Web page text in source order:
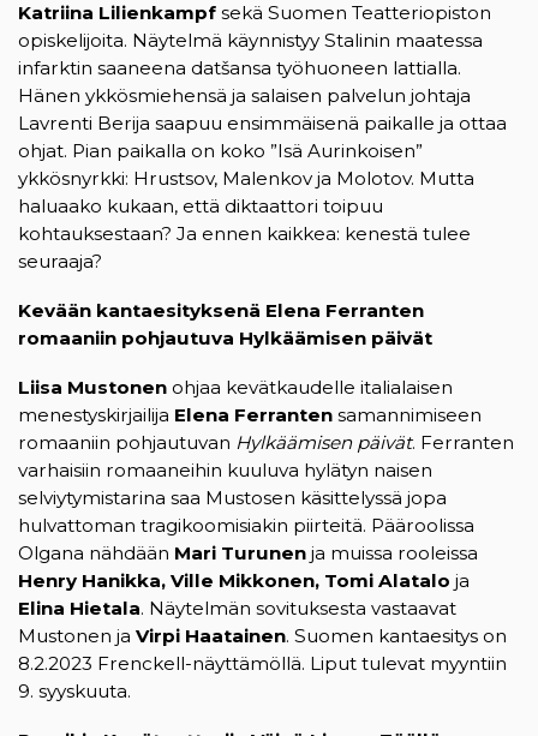
Katriina Lilienkampf sekä Suomen Teatteriopiston
opiskelijoita. Näytelmä käynnistyy Stalinin maatessa
infarktin saaneena datšansa työhuoneen lattialla.
Hänen ykkösmiehensä ja salaisen palvelun johtaja
Lavrenti Berija saapuu ensimmäisenä paikalle ja ottaa
ohjat. Pian paikalla on koko ”Isä Aurinkoisen”
ykkösnyrkki: Hrustsov, Malenkov ja Molotov. Mutta
haluaako kukaan, että diktaattori toipuu
kohtauksestaan? Ja ennen kaikkea: kenestä tulee
seuraaja?
Kevään kantaesityksenä Elena Ferranten
romaaniin pohjautuva Hylkäämisen päivät
Liisa Mustonen ohjaa kevätkaudelle italialaisen
menestyskirjailija Elena Ferranten samannimiseen
romaaniin pohjautuvan Hylkäämisen päivät. Ferranten
varhaisiin romaaneihin kuuluva hylätyn naisen
selviytymistarina saa Mustosen käsittelyssä jopa
hulvattoman tragikoomisiakin piirteitä. Pääroolissa
Olgana nähdään Mari Turunen ja muissa rooleissa
Henry Hanikka, Ville Mikkonen, Tomi Alatalo ja
Elina Hietala. Näytelmän sovituksesta vastaavat
Mustonen ja Virpi Haatainen. Suomen kantaesitys on
8.2.2023 Frenckell-näyttämöllä. Liput tulevat myyntiin
9. syyskuuta.